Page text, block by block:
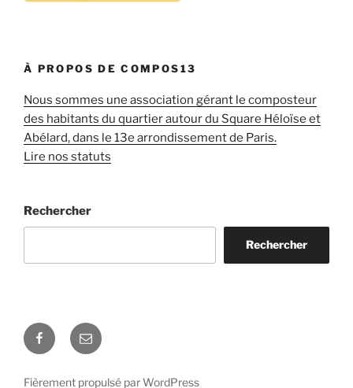
À PROPOS DE COMPOS13
Nous sommes une association gérant le composteur
des habitants du quartier autour du Square Héloïse et
Abélard, dans le 13e arrondissement de Paris.
Lire nos statuts
Rechercher
Rechercher
Facebook
E-
mail
Fièrement propulsé par WordPress